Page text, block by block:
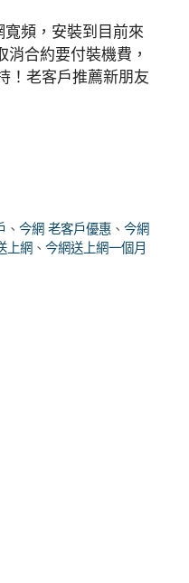
頻，安裝到目前來
合約要付裝機費，
！老客戶推薦新朋友
、今網 老客戶優惠 、今網
上網 、 今網送上網一個月